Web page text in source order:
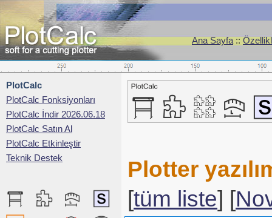
Ana Sayfa::
PlotCalc
PlotCalc Fonksiyonları
PlotCalc İndir 2026.06.18
PlotCalc Satın Al
PlotCalc Etkinleştir
Teknik Destek
Plotter
[tüm liste] [